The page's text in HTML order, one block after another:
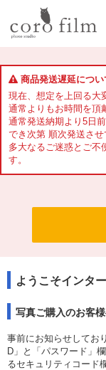
商品発送遅延につ
現在、想定を上回る大
通常よりもお時間を頂
通常発送納期より5日
でき次第 順次発送させ
多大なるご迷惑とご不
す。
ようこそインタ
写真ご購入のお客
事前にお知らせしてお
D」と「パスワード」
るセキュリティコード